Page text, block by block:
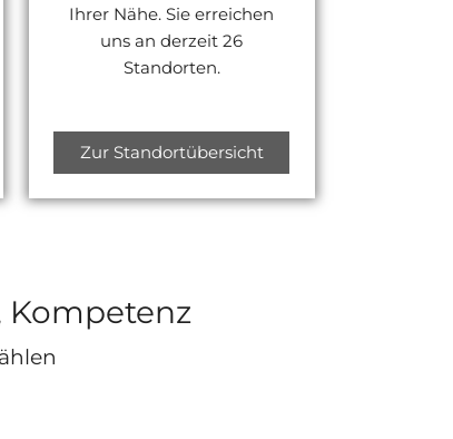
Ihrer Nähe. Sie erreichen
uns an derzeit 26
Standorten.
Zur Standortübersicht
Kompetenz